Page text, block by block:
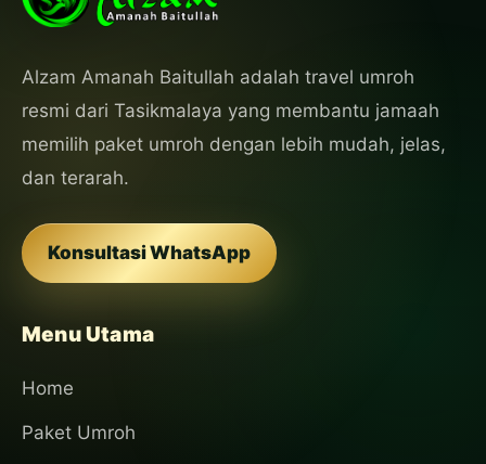
Alzam Amanah Baitullah adalah travel umroh
resmi dari Tasikmalaya yang membantu jamaah
memilih paket umroh dengan lebih mudah, jelas,
dan terarah.
Konsultasi WhatsApp
Menu Utama
Home
Paket Umroh